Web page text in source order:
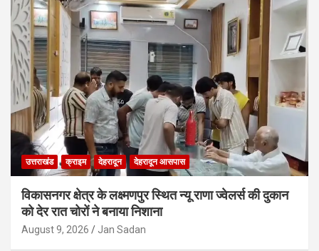
उत्तराखंड क्राइम देहरादून देहरादून आसपास
विकासनगर क्षेत्र के लक्ष्मणपुर स्थित न्यू राणा ज्वेलर्स की दुकान
को देर रात चोरों ने बनाया निशाना
August 9, 2026 Jan Sadan